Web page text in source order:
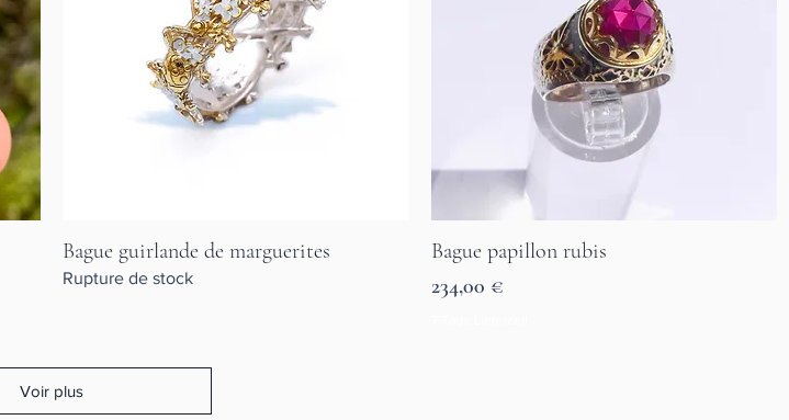
Aperçu rapide
Bague guirlande de marguerites
Rupture de stock
Aperçu rapide
Bague papillon rubis
Prix
234,00 €
Voir plus